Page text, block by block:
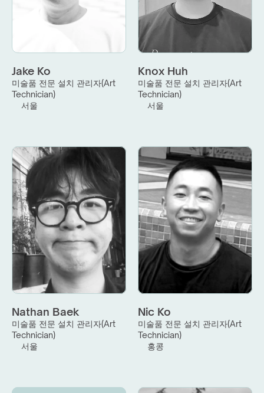
Jake Ko
미술품 전문 설치 관리자(Art
Technician)
서울
Knox Huh
미술품 전문 설치 관리자(Art
Technician)
서울
Nathan Baek
미술품 전문 설치 관리자(Art
Technician)
서울
Nic Ko
미술품 전문 설치 관리자(Art
Technician)
홍콩